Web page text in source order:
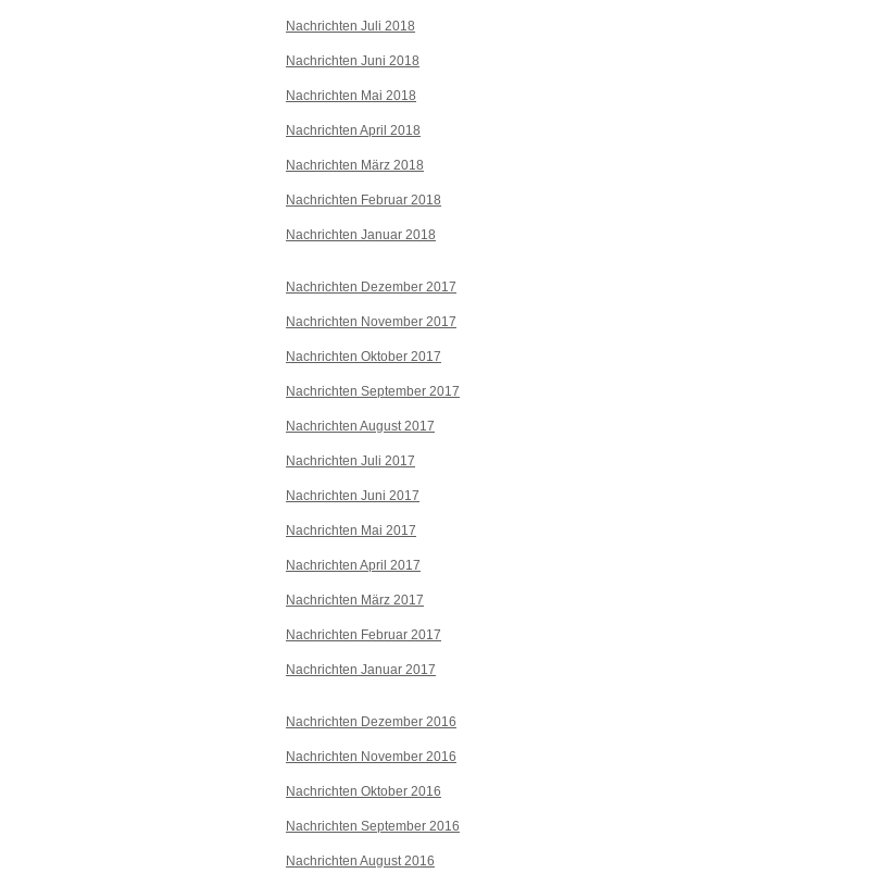
Nachrichten Juli 2018
Nachrichten Juni 2018
Nachrichten Mai 2018
Nachrichten April 2018
Nachrichten März 2018
Nachrichten Februar 2018
Nachrichten Januar 2018
Nachrichten Dezember 2017
Nachrichten November 2017
Nachrichten Oktober 2017
Nachrichten September 2017
Nachrichten August 2017
Nachrichten Juli 2017
Nachrichten Juni 2017
Nachrichten Mai 2017
Nachrichten April 2017
Nachrichten März 2017
Nachrichten Februar 2017
Nachrichten Januar 2017
Nachrichten Dezember 2016
Nachrichten November 2016
Nachrichten Oktober 2016
Nachrichten September 2016
Nachrichten August 2016